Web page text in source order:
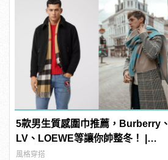
5款男生質感圍巾推薦，Burberry、
LV、LOEWE等讓你帥整冬！ |
manfashion這樣變型男
風格穿搭